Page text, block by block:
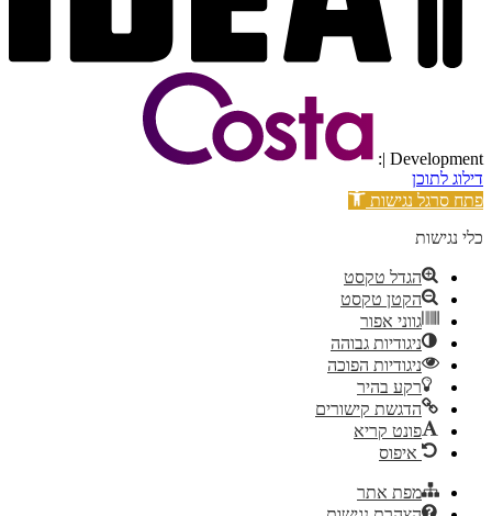
| Development:
דילוג לתוכן
פתח סרגל נגישות
כלי נגישות
הגדל טקסט
הקטן טקסט
גווני אפור
ניגודיות גבוהה
ניגודיות הפוכה
רקע בהיר
הדגשת קישורים
פונט קריא
איפוס
מפת אתר